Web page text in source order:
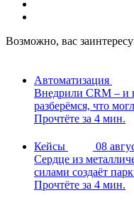
Возможно, вас
Автоматизация
Внедрили CRM – и
разберёмся, что
Прочтёте за 4 мин.
Кейсы
08
Сердце из
силами создаёт
Прочтёте за 4 мин.